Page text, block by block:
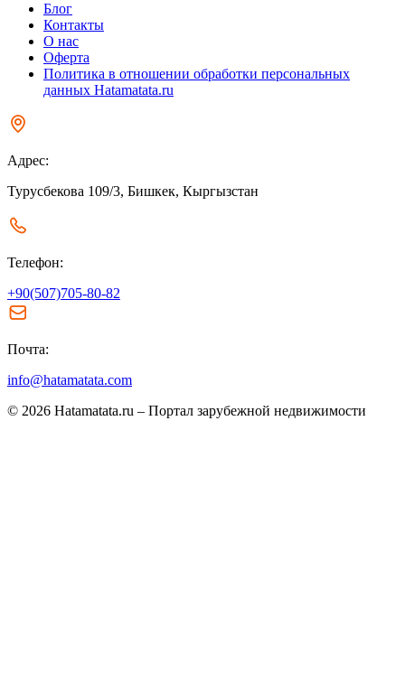
Блог
Контакты
О нас
Оферта
Политика в отношении обработки персональных
данных Hatamatata.ru
Адрес:
Турусбекова 109/3, Бишкек, Кыргызстан
Телефон:
+90(507)705-80-82
Почта:
info@hatamatata.com
© 2026 Hatamatata.ru – Портал зарубежной недвижимости